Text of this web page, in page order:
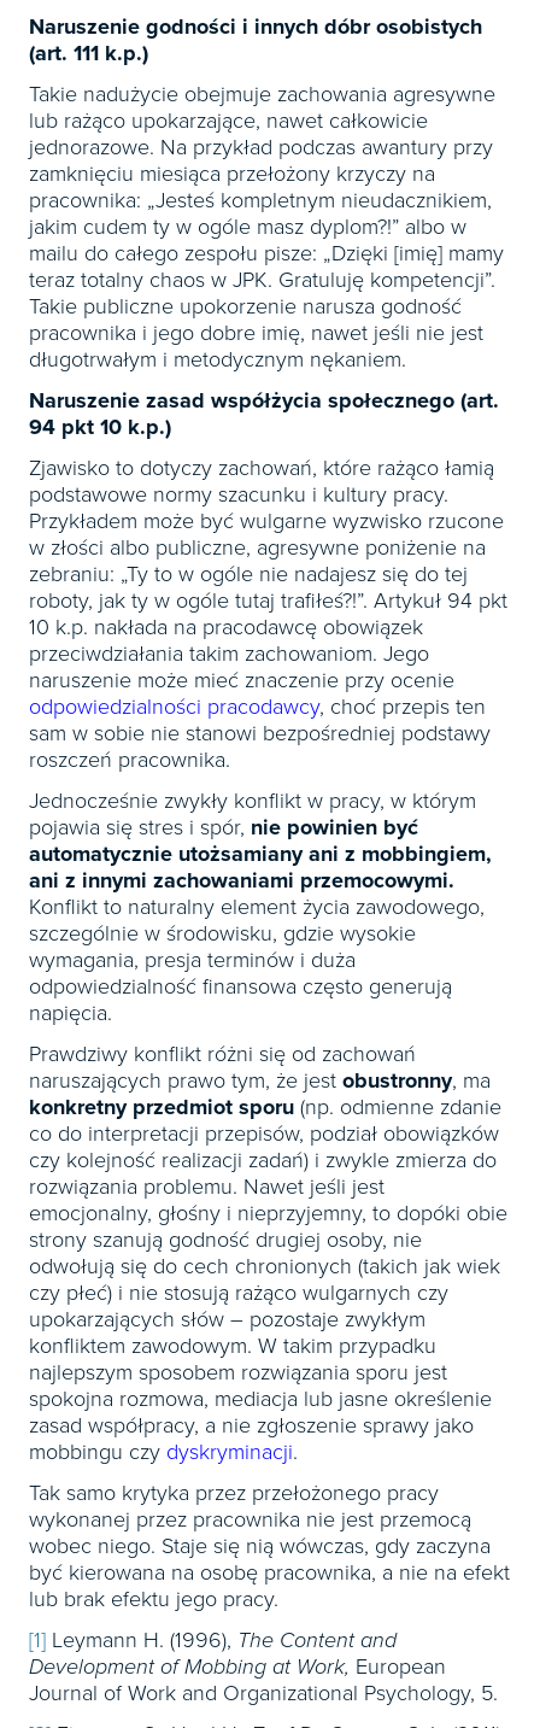
Naruszenie godności i innych dóbr osobistych
(art. 111 k.p.)
Takie nadużycie obejmuje zachowania agresywne
lub rażąco upokarzające, nawet całkowicie
jednorazowe. Na przykład podczas awantury przy
zamknięciu miesiąca przełożony krzyczy na
pracownika: „Jesteś kompletnym nieudacznikiem,
jakim cudem ty w ogóle masz dyplom?!” albo w
mailu do całego zespołu pisze: „Dzięki [imię] mamy
teraz totalny chaos w JPK. Gratuluję kompetencji”.
Takie publiczne upokorzenie narusza godność
pracownika i jego dobre imię, nawet jeśli nie jest
długotrwałym i metodycznym nękaniem.
Naruszenie zasad współżycia społecznego (art.
94 pkt 10 k.p.)
Zjawisko to dotyczy zachowań, które rażąco łamią
podstawowe normy szacunku i kultury pracy.
Przykładem może być wulgarne wyzwisko rzucone
w złości albo publiczne, agresywne poniżenie na
zebraniu: „Ty to w ogóle nie nadajesz się do tej
roboty, jak ty w ogóle tutaj trafiłeś?!”. Artykuł 94 pkt
10 k.p. nakłada na pracodawcę obowiązek
przeciwdziałania takim zachowaniom. Jego
naruszenie może mieć znaczenie przy ocenie
odpowiedzialności pracodawcy, choć przepis ten
sam w sobie nie stanowi bezpośredniej podstawy
roszczeń pracownika.
Jednocześnie zwykły konflikt w pracy, w którym
pojawia się stres i spór, nie powinien być
automatycznie utożsamiany ani z mobbingiem,
ani z innymi zachowaniami przemocowymi.
Konflikt to naturalny element życia zawodowego,
szczególnie w środowisku, gdzie wysokie
wymagania, presja terminów i duża
odpowiedzialność finansowa często generują
napięcia.
Prawdziwy konflikt różni się od zachowań
naruszających prawo tym, że jest obustronny, ma
konkretny przedmiot sporu (np. odmienne zdanie
co do interpretacji przepisów, podział obowiązków
czy kolejność realizacji zadań) i zwykle zmierza do
rozwiązania problemu. Nawet jeśli jest
emocjonalny, głośny i nieprzyjemny, to dopóki obie
strony szanują godność drugiej osoby, nie
odwołują się do cech chronionych (takich jak wiek
czy płeć) i nie stosują rażąco wulgarnych czy
upokarzających słów – pozostaje zwykłym
konfliktem zawodowym. W takim przypadku
najlepszym sposobem rozwiązania sporu jest
spokojna rozmowa, mediacja lub jasne określenie
zasad współpracy, a nie zgłoszenie sprawy jako
mobbingu czy dyskryminacji.
Tak samo krytyka przez przełożonego pracy
wykonanej przez pracownika nie jest przemocą
wobec niego. Staje się nią wówczas, gdy zaczyna
być kierowana na osobę pracownika, a nie na efekt
lub brak efektu jego pracy.
[1] Leymann H. (1996), The Content and
Development of Mobbing at Work, European
Journal of Work and Organizational Psychology, 5.